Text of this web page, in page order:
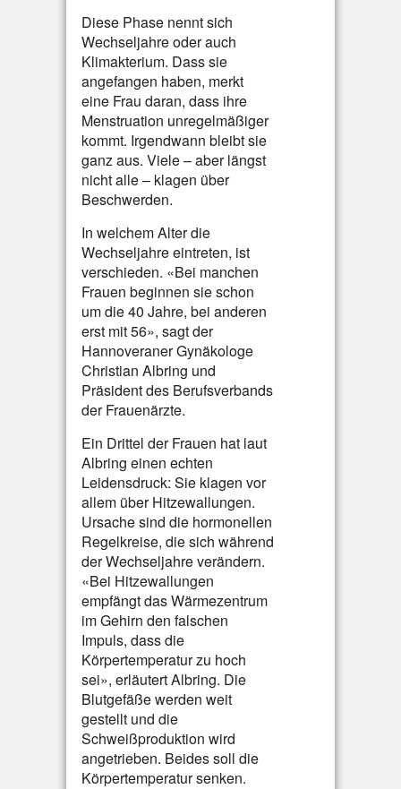
Diese Phase nennt sich
Wechseljahre oder auch
Klimakterium. Dass sie
angefangen haben, merkt
eine Frau daran, dass ihre
Menstruation unregelmäßiger
kommt. Irgendwann bleibt sie
ganz aus. Viele – aber längst
nicht alle – klagen über
Beschwerden.
In welchem Alter die
Wechseljahre eintreten, ist
verschieden. «Bei manchen
Frauen beginnen sie schon
um die 40 Jahre, bei anderen
erst mit 56», sagt der
Hannoveraner Gynäkologe
Christian Albring und
Präsident des Berufsverbands
der Frauenärzte.
Ein Drittel der Frauen hat laut
Albring einen echten
Leidensdruck: Sie klagen vor
allem über Hitzewallungen.
Ursache sind die hormonellen
Regelkreise, die sich während
der Wechseljahre verändern.
«Bei Hitzewallungen
empfängt das Wärmezentrum
im Gehirn den falschen
Impuls, dass die
Körpertemperatur zu hoch
sei», erläutert Albring. Die
Blutgefäße werden weit
gestellt und die
Schweißproduktion wird
angetrieben. Beides soll die
Körpertemperatur senken.